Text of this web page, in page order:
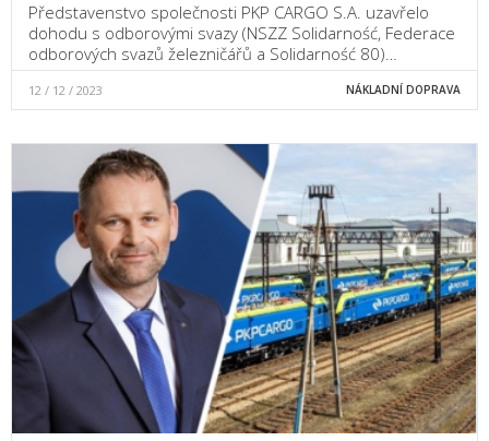
Představenstvo společnosti PKP CARGO S.A. uzavřelo
dohodu s odborovými svazy (NSZZ Solidarność, Federace
odborových svazů železničářů a Solidarność 80)…
12 / 12 / 2023 NÁKLADNÍ DOPRAVA